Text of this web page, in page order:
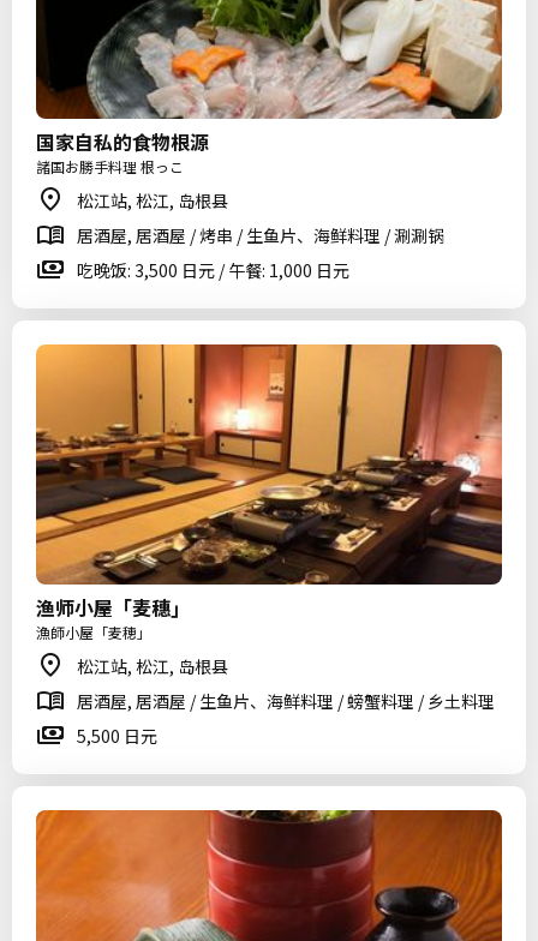
国家自私的食物根源
諸国お勝手料理 根っこ
松江站, 松江, 岛根县
居酒屋, 居酒屋 / 烤串 / 生鱼片、海鲜料理 / 涮涮锅
吃晚饭: 3,500 日元 / 午餐: 1,000 日元
渔师小屋「麦穗」
漁師小屋「麦穂」
松江站, 松江, 岛根县
居酒屋, 居酒屋 / 生鱼片、海鲜料理 / 螃蟹料理 / 乡土料理
5,500 日元